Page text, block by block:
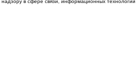
в сфере связи, информационных